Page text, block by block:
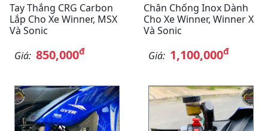
Tay Thắng CRG Carbon
Lắp Cho Xe Winner, MSX
Và Sonic
Giá: 850,000đ
Chân Chống Inox Dành
Cho Xe Winner, Winner X
Và Sonic
Giá: 1,100,000đ